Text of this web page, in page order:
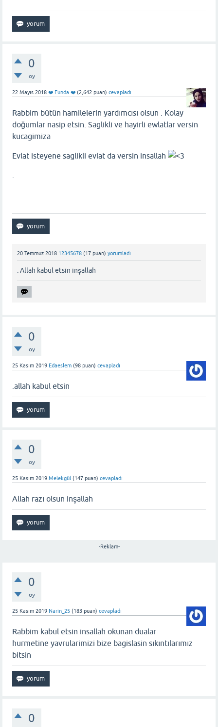
0
oy
22 Mayıs 2018 ❤️ Funda ❤️ (2,642 puan) cevapladı
Rabbim bütün hamilelerin yardımcısı olsun . Kolay
doğumlar nasip etsin. Saglikli ve hayirli ewlatlar versin
kucagimiza
Evlat isteyene saglikli evlat da versin insallah
20 Temmuz 2018 12345678 (17 puan) yorumladı
. Allah kabul etsin inşallah
0
oy
25 Kasım 2019 Edaeslem (98 puan) cevapladı
.allah kabul etsin
0
oy
25 Kasım 2019 Melekgül (147 puan) cevapladı
Allah razı olsun inşallah
-Reklam-
0
oy
25 Kasım 2019 Narin_25 (183 puan) cevapladı
Rabbim kabul etsin insallah okunan dualar
hurmetine yavrularimizi bize bagislasin sıkıntılarımız
bitsin
0